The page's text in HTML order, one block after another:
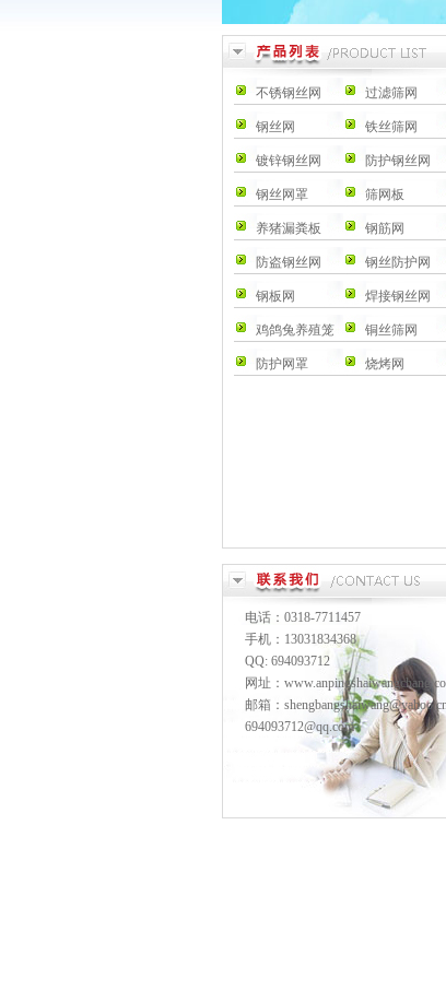
不锈钢丝网 过滤筛网
钢丝网 铁丝筛网
镀锌钢丝网 防护钢丝网
钢丝网罩 筛网板
养猪漏粪板 钢筋网
防盗钢丝网 钢丝防护网
钢板网 焊接钢丝网
鸡鸽兔养殖笼 铜丝筛网
防护网罩 烧烤网
电话：0318-7711457
手机：13031834368
QQ: 694093712
网址：
邮箱：
694093712@qq.com